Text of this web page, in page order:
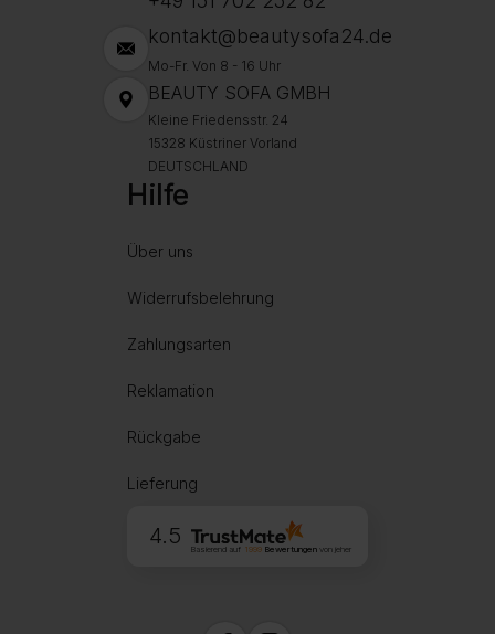
kontakt@beautysofa24.de
Mo-Fr. Von 8 - 16 Uhr
BEAUTY SOFA GMBH
Kleine Friedensstr. 24
15328 Küstriner Vorland
DEUTSCHLAND
Hilfe
Über uns
Widerrufsbelehrung
Zahlungsarten
Reklamation
Rückgabe
Lieferung
4.5
Basierend auf 1999Bewertungen von jeher